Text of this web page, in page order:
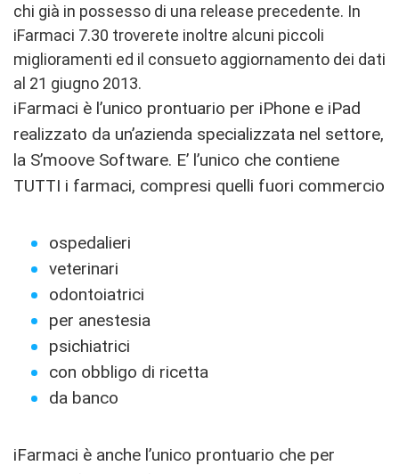
chi già in possesso di una release precedente. In
iFarmaci 7.30 troverete inoltre alcuni piccoli
miglioramenti ed il consueto aggiornamento dei dati
al 21 giugno 2013.
iFarmaci è l’unico prontuario per iPhone e iPad
realizzato da un’azienda specializzata nel settore,
la S’moove Software. E’ l’unico che contiene
TUTTI i farmaci, compresi quelli fuori commercio
ospedalieri
veterinari
odontoiatrici
per anestesia
psichiatrici
con obbligo di ricetta
da banco
iFarmaci è anche l’unico prontuario che per